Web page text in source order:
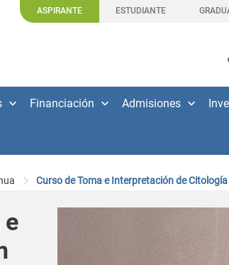
ASPIRANTE ESTUDIANTE
Financiación Admisiones
Curso de Toma e Interpretación de
e